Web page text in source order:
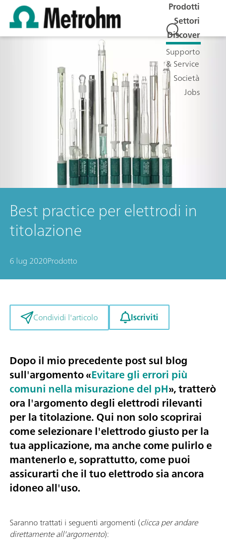
Prodotti
Settori
Discover
Supporto
& Service
Società
Jobs
Best practice per elettrodi in
titolazione
6 lug 2020Prodotto
Condividi l'articolo Iscriviti
Dopo il mio precedente post sul blog
sull'argomento «Evitare gli errori più
comuni nella misurazione del pH», tratterò
ora l'argomento deglielettrodi rilevanti
per la titolazione. Qui non solo scoprirai
come selezionare l'elettrodo giusto per la
tua applicazione, ma anche come pulirlo e
mantenerlo e, soprattutto, come puoi
assicurarti che il tuo elettrodo sia ancora
idoneo all'uso.
Saranno trattati i seguenti argomenti (clicca per andare
direttamente all'argomento):